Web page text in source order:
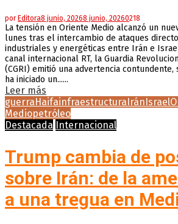
por Editora8 junio, 20268 junio, 20260218
La tensión en Oriente Medio alcanzó un
lunes tras el intercambio de ataques
industriales y energéticas entre Irán e
canal internacional RT, la Guardia
(CGRI) emitió una advertencia
ha iniciado un......
Leer más
guerraHaifainfraestructuraIránIsrael
Mediopetróleo
Destacada Internacional
Trump cambia de
sobre Irán: de la
a una tregua en